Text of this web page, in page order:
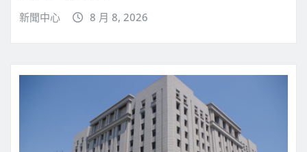
新聞中心 8 月 8, 2026